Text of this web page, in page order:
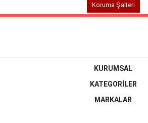
Koruma Şalteri
KURUMSAL
KATEGORİLER
MARKALAR